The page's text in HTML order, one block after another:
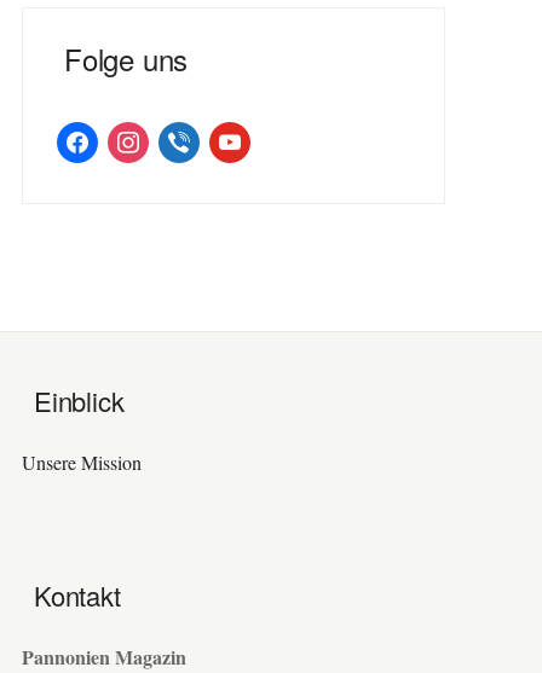
Folge uns
facebookinstagramviber youtube
Einblick
Unsere Mission
Kontakt
Pannonien Magazin